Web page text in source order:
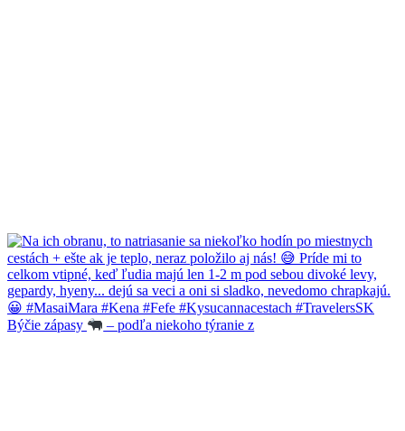
Býčie zápasy – podľa niekoho týranie z